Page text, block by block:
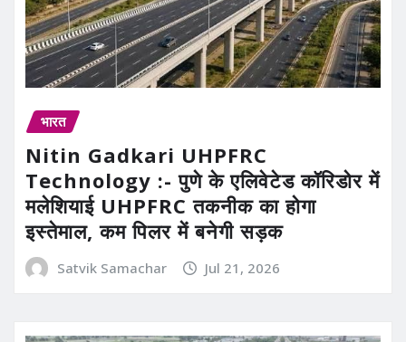
भारत
Nitin Gadkari UHPFRC
Technology :- पुणे के एलिवेटेड कॉरिडोर में
मलेशियाई UHPFRC तकनीक का होगा
इस्तेमाल, कम पिलर में बनेगी सड़क
Satvik Samachar Jul 21, 2026